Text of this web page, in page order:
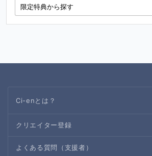
Ci-enとは？
クリエイター登録
よくある質問（支援者）